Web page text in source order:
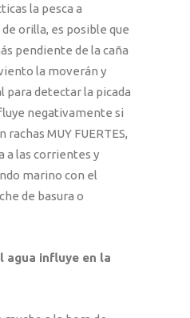
la pesca a
orilla, es posible que
pendiente de la caña
la moverán y
para detectar la picada
negativamente si
MUY FUERTES,
a las corrientes y
marino con el
de basura o
agua influye en la